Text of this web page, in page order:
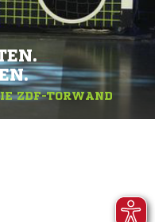
ZDF-TORWAND